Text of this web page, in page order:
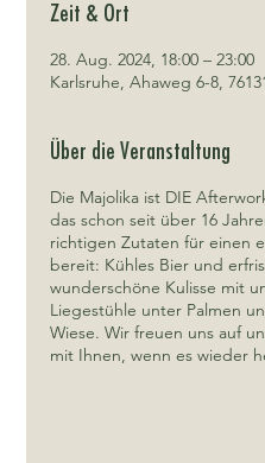
Zeit & Ort
28. Aug. 2024, 18:00 – 23:00
Karlsruhe, Ahaweg 6-8,
Über die Veranstaltung
Die Majolika ist DIE
das schon seit über 16
richtigen Zutaten für einen
bereit: Kühles Bier und
wunderschöne Kulisse mit
Liegestühle unter Palmen
Wiese. Wir freuen uns auf
mit Ihnen, wenn es wieder